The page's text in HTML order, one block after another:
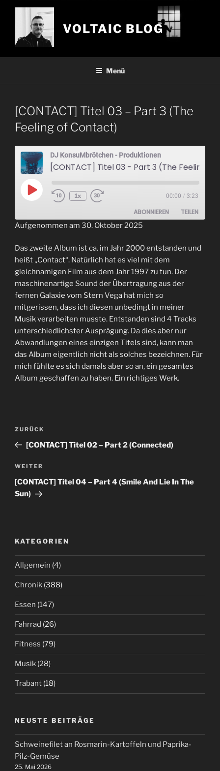
Zum
VOLTAIC BLOG
Menü
[CONTACT] Titel 03 – Part 3 (The
Feeling of Contact)
DJ KonsuMbrötchen - Produktionen
Play
Episode
1x 00:00 / 3:23
ABONNIEREN TEILEN
RSS FEED
LINK
EMBED
Aufgenommen am 30. Oktober 2025
Das zweite Album ist ca. im Jahr 2000 entstanden und
heißt „Contact“. Natürlich hat es viel mit dem
gleichnamigen Film aus dem Jahr 1997 zu tun. Der
maschinenartige Sound der Übertragung aus der
fernen Galaxie vom Stern Vega hat mich so
mitgerissen, dass ich diesen unbedingt in meiner
Musik verarbeiten musste. Entstanden sind 4 Tracks
unterschiedlichster Ausprägung. Da dies aber nur
Abwandlungen eines einzigen Titels sind, kann man
das Album eigentlich nicht als solches bezeichnen. Für
mich fühlte es sich damals aber so an, ein gesamtes
Album geschaffen zu haben. Ein richtiges Werk.
Beitrags-
Vorheriger
Beitrag
ZURÜCK
[CONTACT] Titel 02 – Part 2 (Connected)
Nächster
Beitrag
WEITER
[CONTACT] Titel 04 – Part 4 (Smile And Lie In The
Sun)
KATEGORIEN
Allgemein (4)
Chronik (388)
Essen (147)
Fahrrad (26)
Fitness (79)
Musik (28)
Trabant (18)
NEUSTE BEITRÄGE
Schweinefilet an Rosmarin-Kartoffeln und Paprika-
Pilz-Gemüse
25. Mai 2026